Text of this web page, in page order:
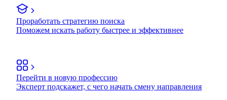
Проработать стратегию поиска
Поможем искать работу быстрее и эффективнее
Перейти в новую профессию
Эксперт подскажет, с чего начать смену направления